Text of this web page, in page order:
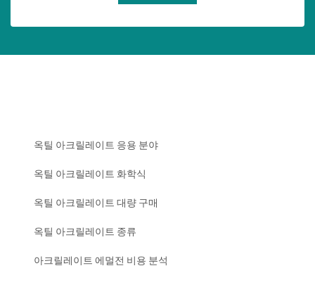
옥틸 아크릴레이트 응용 분야
옥틸 아크릴레이트 화학식
옥틸 아크릴레이트 대량 구매
옥틸 아크릴레이트 종류
아크릴레이트 에멀전 비용 분석